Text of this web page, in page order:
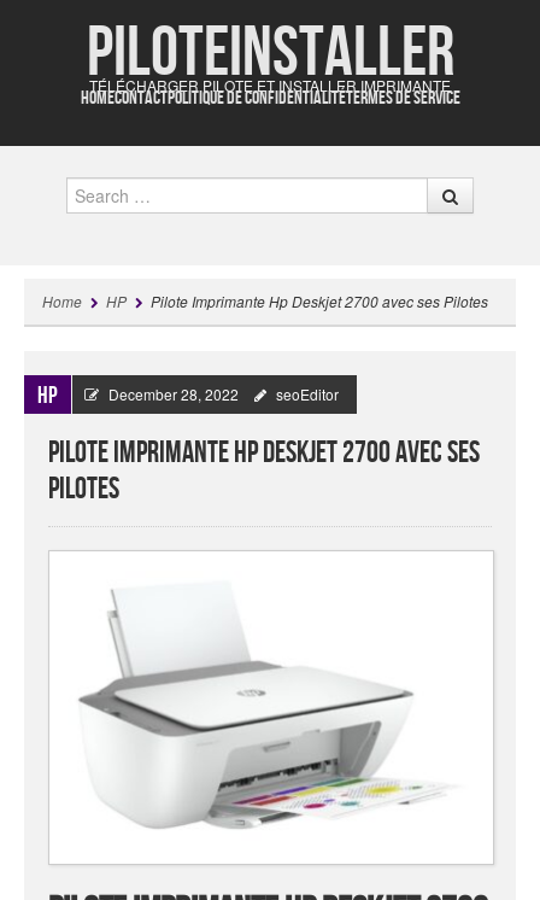
Piloteinstaller
TÉLÉCHARGER PILOTE ET INSTALLER IMPRIMANTE
HOMECONTACTPOLITIQUE DE CONFIDENTIALITÉTERMES DE SERVICE
Search
Home HP Pilote Imprimante Hp Deskjet 2700 avec ses Pilotes
HP December 28, 2022 seoEditor
Pilote Imprimante Hp Deskjet 2700 avec ses
Pilotes